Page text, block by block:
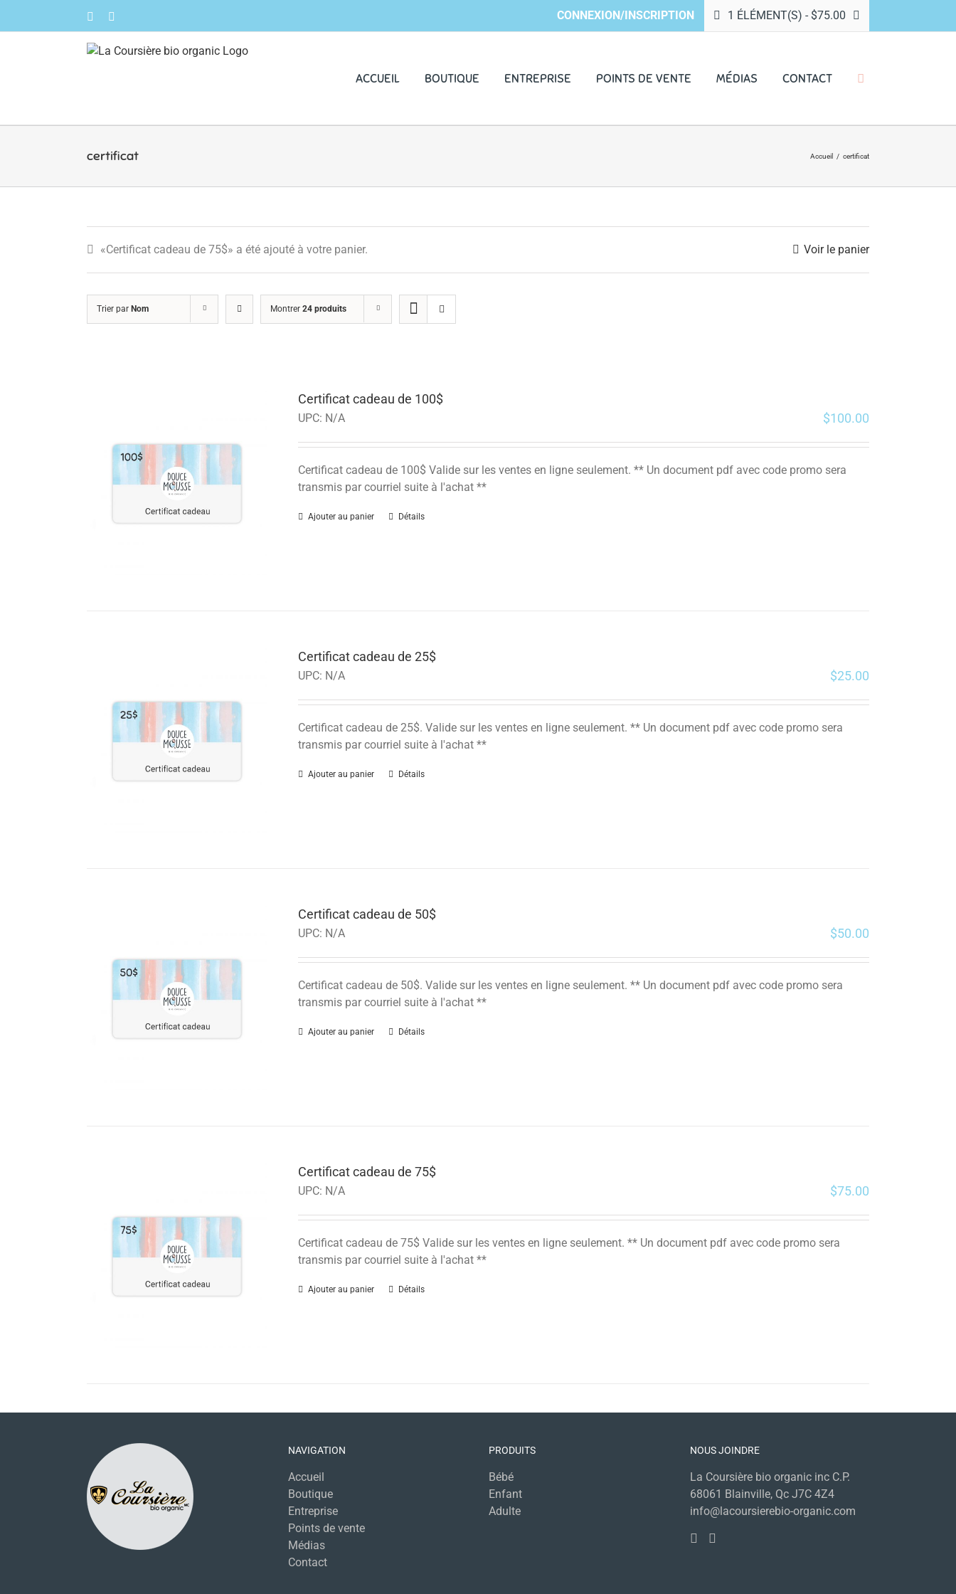
Facebook CONNEXION/INSCRIPTION 1 ÉLÉMENT(S) - $75.00
ACCUEIL BOUTIQUE ENTREPRISE POINTS DE VENTE MÉDIAS CONTACT
certificat Accueil / certificat
Voir le panier
«Certificat cadeau de 75$» a été ajouté à votre panier.
Trier par Nom Montrer 24 produits
Certificat cadeau de 100$
UPC: N/A $100.00
Certificat cadeau de 100$ Valide sur les ventes en ligne seulement. ** Un document pdf avec code promo sera
transmis par courriel suite à l'achat **
Ajouter au panier Détails
Certificat cadeau de 25$
UPC: N/A $25.00
Certificat cadeau de 25$. Valide sur les ventes en ligne seulement. ** Un document pdf avec code promo sera
transmis par courriel suite à l'achat **
Ajouter au panier Détails
Certificat cadeau de 50$
UPC: N/A $50.00
Certificat cadeau de 50$. Valide sur les ventes en ligne seulement. ** Un document pdf avec code promo sera
transmis par courriel suite à l'achat **
Ajouter au panier Détails
Certificat cadeau de 75$
UPC: N/A $75.00
Certificat cadeau de 75$ Valide sur les ventes en ligne seulement. ** Un document pdf avec code promo sera
transmis par courriel suite à l'achat **
Ajouter au panier Détails
NAVIGATION
Accueil
Boutique
Entreprise
Points de vente
Médias
Contact
PRODUITS
Bébé
Enfant
Adulte
NOUS JOINDRE
La Coursière bio organic inc C.P.
68061 Blainville, Qc J7C 4Z4
info@lacoursierebio-organic.com